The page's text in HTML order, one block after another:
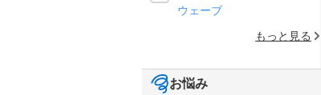
ウェーブ
もっと見る
お悩み